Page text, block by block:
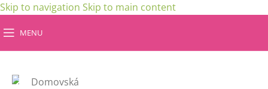
Skip to navigation Skip to main content
MENU
Domovská